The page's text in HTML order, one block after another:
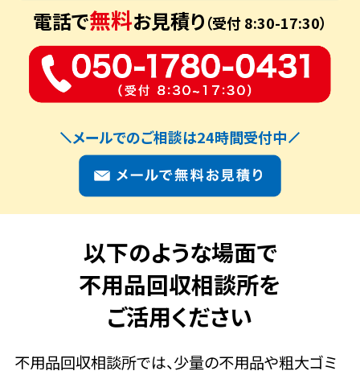
電話で無料お見積り（受付 8:30-17:30）
メールでのご相談は24時間受付中
以下のような場面で
不用品回収相談所を
ご活用ください
不用品回収相談所では、少量の不用品や粗大ゴミ